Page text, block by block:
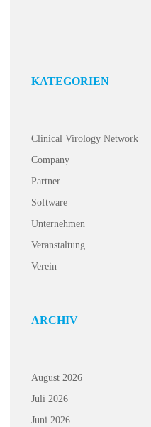
KATEGORIEN
Clinical Virology Network
Company
Partner
Software
Unternehmen
Veranstaltung
Verein
ARCHIV
August 2026
Juli 2026
Juni 2026